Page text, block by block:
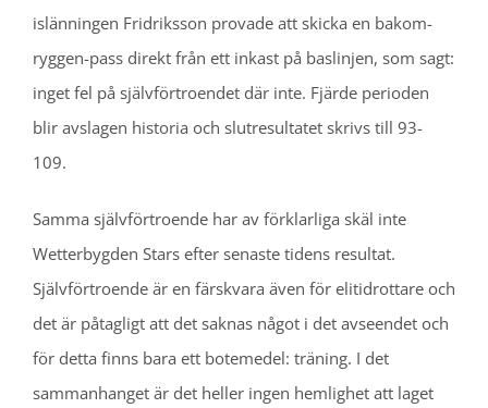
islänningen Fridriksson provade att skicka en bakom-
ryggen-pass direkt från ett inkast på baslinjen, som sagt:
inget fel på självförtroendet där inte. Fjärde perioden
blir avslagen historia och slutresultatet skrivs till 93-
109.
Samma självförtroende har av förklarliga skäl inte
Wetterbygden Stars efter senaste tidens resultat.
Självförtroende är en färskvara även för elitidrottare och
det är påtagligt att det saknas något i det avseendet och
för detta finns bara ett botemedel: träning. I det
sammanhanget är det heller ingen hemlighet att laget